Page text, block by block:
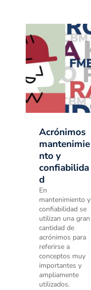
Acrónimos
mantenimie
nto y
confiabilida
d
En
mantenimiento y
confiabilidad se
utilizan una gran
cantidad de
acrónimos para
referirse a
conceptos muy
importantes y
ampliamente
utilizados.